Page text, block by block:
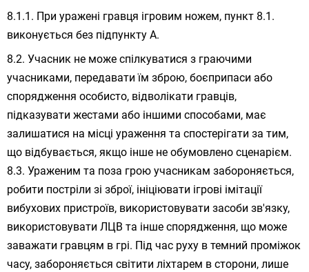
При уражені гравця ігровим ножем, пункт 8.1.
виконується без підпункту A.
Учасник не може спілкуватися з граючими
учасниками, передавати їм зброю, боєприпаси або
спорядження особисто, відволікати гравців,
підказувати жестами або іншими способами, має
залишатися на місці ураження та спостерігати за тим,
що відбувається, якщо інше не обумовлено сценарієм.
Ураженим та поза грою учасникам забороняється,
робити постріли зі зброї, ініціювати ігрові імітації
вибухових пристроїв, використовувати засоби зв'язку,
використовувати ЛЦВ та інше спорядження, що може
заважати гравцям в грі. Під час руху в темний проміжок
часу, забороняється світити ліхтарем в сторони, лише